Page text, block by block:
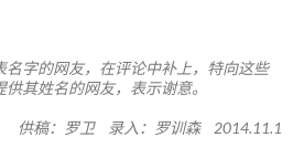
名字的网友，在评论中补上，特向这些
其姓名的网友，表示谢意。
供稿：罗卫 录入：罗训森 2014.11.1